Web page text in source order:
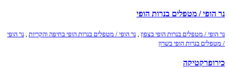
נר הופי / מטפלים בנרות הופי
נר הופי / מטפלים בנרות הופי בצפון , נר הופי / מטפלים בנרות הופי בחיפה והקריות , נר הופי
/ מטפלים בנרות הופי בשרון
כירופרקטיקה